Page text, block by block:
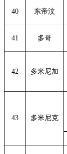
40 东帝汶
41 多哥
42 多米尼加
43 多米尼克